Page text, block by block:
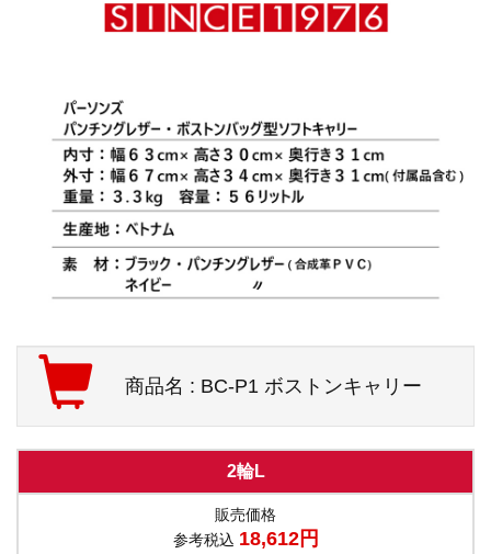
商品名 : BC-P1 ボストンキャリー
2輪L
販売価格
参考税込 18,612円